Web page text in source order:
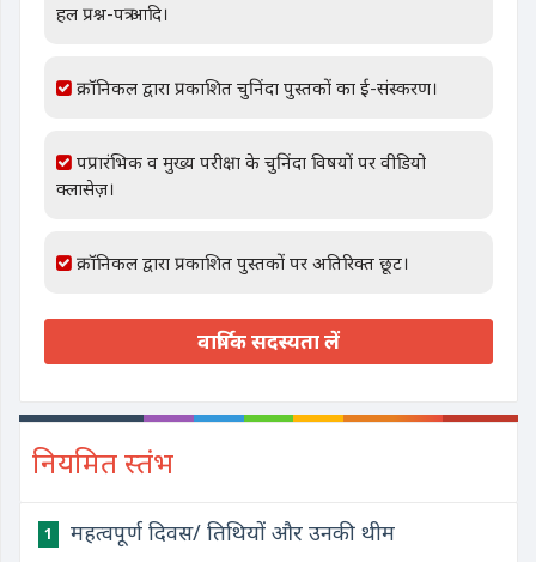
हल प्रश्न-पत्र आदि।
क्रॉनिकल द्वारा प्रकाशित चुनिंदा पुस्तकों का ई-संस्करण।
पप्रारंभिक व मुख्य परीक्षा के चुनिंदा विषयों पर वीडियो
क्लासेज़।
क्रॉनिकल द्वारा प्रकाशित पुस्तकों पर अतिरिक्त छूट।
वार्षिक सदस्यता लें
नियमित स्तंभ
1 महत्वपूर्ण दिवस/ तिथियों और उनकी थीम